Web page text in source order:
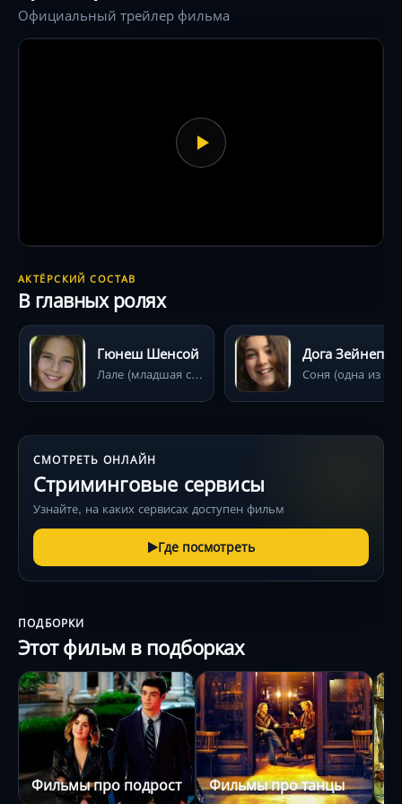
Официальный трейлер фильма
АКТЁРСКИЙ СОСТАВ
В главных ролях
Гюнеш Шенсой
Лале (младшая сестра, главная героиня и рассказчица)
СМОТРЕТЬ ОНЛАЙН
Стриминговые сервисы
Узнайте, на каких сервисах доступен фильм
Где посмотреть
ПОДБОРКИ
Этот фильм в подборках
Фильмы про подростковФильмы про танцы